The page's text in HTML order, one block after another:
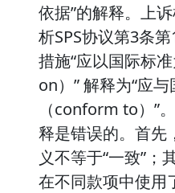
依据”的解释。上
析SPS协议第3条
措施“应以国际标
on）” 解释为“应
（conform to）”
释是错误的。首先
义不等于“一致”；
在不同款项中使用